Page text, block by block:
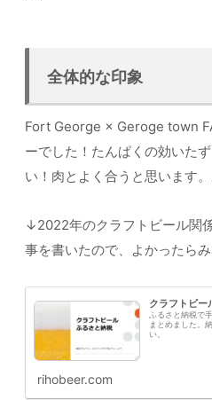
全体的な印象
Fort George × Geroge town
ーでした！たんぱくの効いた
い！肉とよく合うと思います。
↓2022年のクラフトビール関
事を書いたので、よかったら
クラフトビー
ふるさと納税で
まとめました。
い。
rihobeer.com